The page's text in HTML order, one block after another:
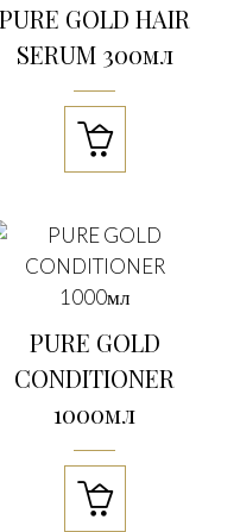
PURE GOLD HAIR
SERUM 300мл

PURE GOLD
CONDITIONER
1000мл
